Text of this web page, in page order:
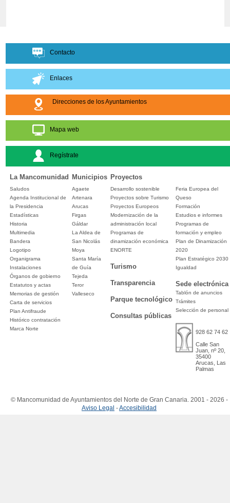
Contacto
Enlaces
Direcciones de los Ayuntamientos
Mapa web
Regístrate
La Mancomunidad Municipios Proyectos
Saludos
Agenda Institucional de
la Presidencia
Estadísticas
Historia
Multimedia
Bandera
Logotipo
Organigrama
Instalaciones
Órganos de gobierno
Estatutos y actas
Memorias de gestión
Carta de servicios
Plan Antifraude
Histórico contratación
Marca Norte
Agaete
Artenara
Arucas
Firgas
Gáldar
La Aldea de
San Nicolás
Moya
Santa María
de Guía
Tejeda
Teror
Valleseco
Desarrollo sostenible
Proyectos sobre Turismo
Proyectos Europeos
Modernización de la
administración local
Programas de
dinamización económica
ENORTE
Turismo
Transparencia
Parque tecnológico
Consultas públicas
Feria Europea del
Queso
Formación
Estudios e informes
Programas de
formación y empleo
Plan de Dinamización
2020
Plan Estratégico 2030
Igualdad
Sede electrónica
Tablón de anuncios
Trámites
Selección de personal
928 62 74 62
Calle San
Juan, nº 20,
35400
Arucas, Las
Palmas
© Mancomunidad de Ayuntamientos del Norte de Gran Canaria. 2001 - 2026 -
Aviso Legal -Accesibilidad